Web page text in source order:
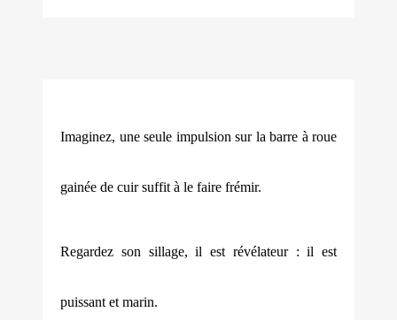
Imaginez, une seule impulsion sur la barre à roue
gainée de cuir suffit à le faire frémir.
Regardez son sillage, il est révélateur : il est
puissant et marin.